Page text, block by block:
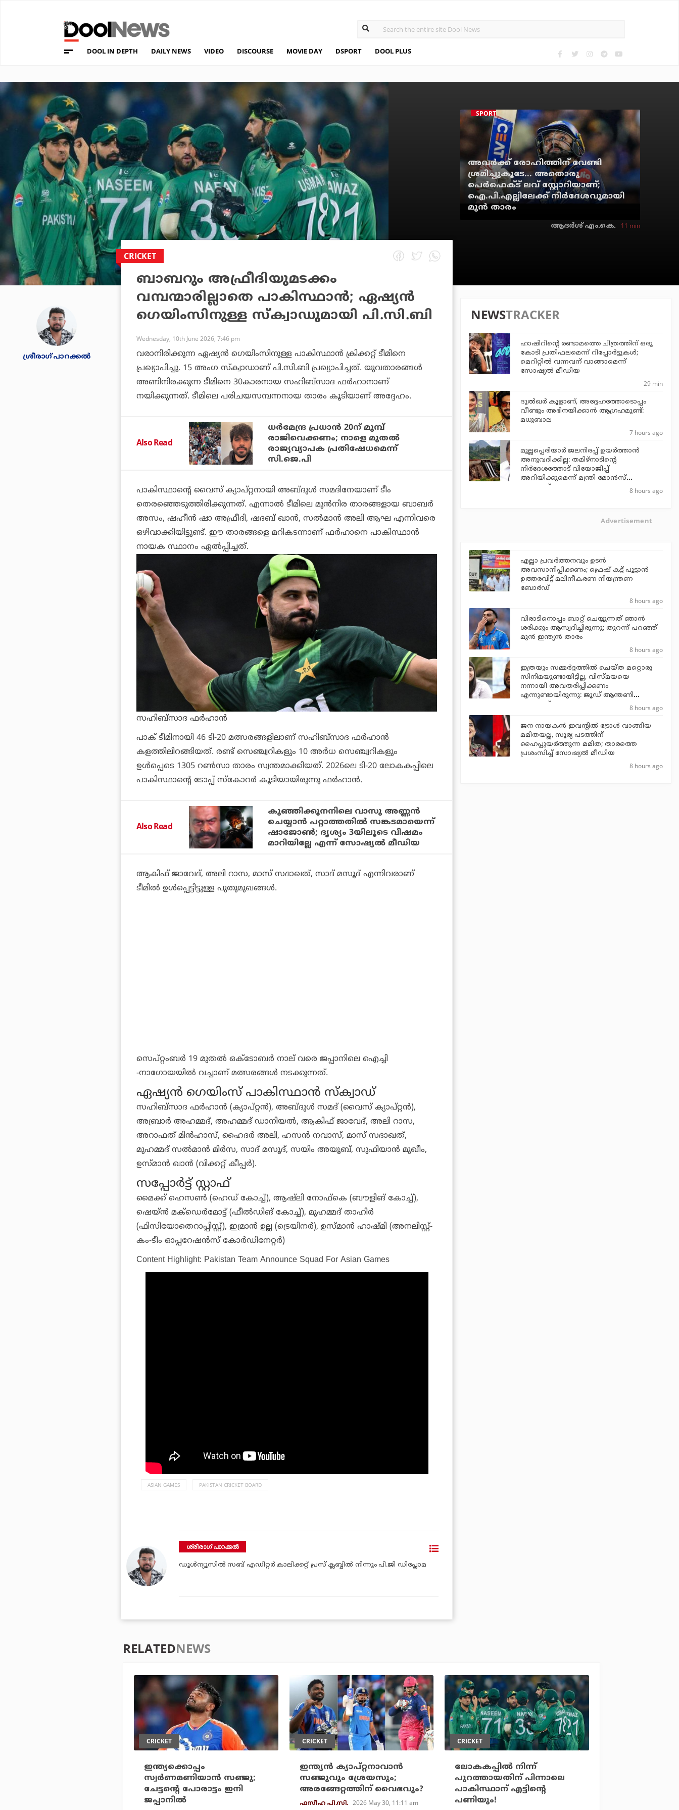
DOOL IN DEPTH DAILY NEWS VIDEO DISCOURSE MOVIE DAY DSPORT DOOL PLUS
SPORTS NEWS
അവർക്ക് രോഹിത്തിന് വേണ്ടി
ശ്രമിച്ചുകൂടേ... അതൊരു
പെർഫെക്ട് ലവ് സ്റ്റോറിയാണ്;
ഐ.പി.എല്ലിലേക്ക് നിർദേശവുമായി
മുൻ താരം
ആദർശ് എം.കെ. 11 min
ശ്രീരാഗ് പാറക്കല്‍
CRICKET
ബാബറും അഫ്രീദിയുമടക്കം
വമ്പന്മാരില്ലാതെ പാകിസ്ഥാന്‍; ഏഷ്യന്‍
ഗെയിംസിനുള്ള സ്‌ക്വാഡുമായി പി.സി.ബി
Wednesday, 10th June 2026, 7:46 pm
വരാനിരിക്കുന്ന ഏഷ്യന്‍ ഗെയിംസിനുള്ള പാകിസ്ഥാന്‍ ക്രിക്കറ്റ് ടീമിനെ
പ്രഖ്യാപിച്ചു. 15 അംഗ സ്‌ക്വാഡാണ് പി.സി.ബി പ്രഖ്യാപിച്ചത്. യുവതാരങ്ങള്‍
അണിനിരക്കുന്ന ടീമിനെ 30കാരനായ സഹിബ്‌സാദ ഫര്‍ഹാനാണ്
നയിക്കുന്നത്. ടീമിലെ പരിചയസമ്പന്നനായ താരം കൂടിയാണ് അദ്ദേഹം.
Also Read
ധര്‍മേന്ദ്ര പ്രധാന്‍ 20ന് മുമ്പ്
രാജിവെക്കണം; നാളെ മുതല്‍
രാജ്യവ്യാപക പ്രതിഷേധമെന്ന്
സി.ജെ.പി
പാകിസ്ഥാന്റെ വൈസ് ക്യാപ്റ്റനായി അബ്ദുള്‍ സമദിനേയാണ് ടീം
തെരഞ്ഞെടുത്തിരിക്കുന്നത്. എന്നാല്‍ ടീമിലെ മുന്‍നിര താരങ്ങളായ ബാബര്‍
അസം, ഷഹീന്‍ ഷാ അഫ്രീദി, ഷദബ് ഖാന്‍, സല്‍മാന്‍ അലി ആഘ എന്നിവരെ
ഒഴിവാക്കിയിട്ടുണ്ട്. ഈ താരങ്ങളെ മറികടന്നാണ് ഫര്‍ഹാനെ പാകിസ്ഥാന്‍
നായക സ്ഥാനം ഏല്‍പ്പിച്ചത്.
സഹിബ്‌സാദ ഫര്‍ഹാന്‍
പാക് ടീമിനായി 46 ടി-20 മത്സരങ്ങളിലാണ് സഹിബ്‌സാദ ഫര്‍ഹാന്‍
കളത്തിലിറങ്ങിയത്. രണ്ട് സെഞ്ച്വറികളും 10 അര്‍ധ സെഞ്ച്വറികളും
ഉള്‍പ്പെടെ 1305 റണ്‍സാ താരം സ്വന്തമാക്കിയത്. 2026ലെ ടി-20 ലോകകപ്പിലെ
പാകിസ്ഥാന്റെ ടോപ്പ് സ്‌കോറര്‍ കൂടിയായിരുന്നു ഫര്‍ഹാന്‍.
Also Read
കുഞ്ഞിക്കൂനനിലെ വാസു അണ്ണന്‍
ചെയ്യാന്‍ പറ്റാത്തതില്‍ സങ്കടമായെന്ന്
ഷാജോണ്‍; ദൃശ്യം 3യിലൂടെ വിഷമം
മാറിയില്ലേ എന്ന് സോഷ്യല്‍ മീഡിയ
ആകിഫ് ജാവേദ്, അലി റാസ, മാസ് സദാഖത്, സാദ് മസൂദ് എന്നിവരാണ്
ടീമില്‍ ഉള്‍പ്പെട്ടിട്ടുള്ള പുതുമുഖങ്ങള്‍.
സെപ്റ്റംബര്‍ 19 മുതല്‍ ഒക്ടോബര്‍ നാല് വരെ ജപ്പാനിലെ ഐച്ചി
-നാഗോയയില്‍ വച്ചാണ് മത്സരങ്ങള്‍ നടക്കുന്നത്.
ഏഷ്യന്‍ ഗെയിംസ് പാകിസ്ഥാന്‍ സ്‌ക്വാഡ്
സഹിബ്‌സാദ ഫര്‍ഹാന്‍ (ക്യാപ്റ്റന്‍), അബ്ദുള്‍ സമദ് (വൈസ് ക്യാപ്റ്റന്‍),
അബ്രാര്‍ അഹമ്മദ്, അഹമ്മദ് ഡാനിയല്‍, ആകിഫ് ജാവേദ്, അലി റാസ,
അറാഫത് മിന്‍ഹാസ്, ഹൈദര്‍ അലി, ഹസന്‍ നവാസ്, മാസ് സദാഖത്,
മുഹമ്മദ് സല്‍മാന്‍ മിര്‍സ, സാദ് മസൂദ്, സയിം അയൂബ്, സുഫിയാന്‍ മുഖീം,
ഉസ്മാന്‍ ഖാന്‍ (വിക്കറ്റ് കീപ്പര്‍).
സപ്പോര്‍ട്ട് സ്റ്റാഫ്
മൈക്ക് ഹെസണ്‍ (ഹെഡ് കോച്ച്), ആഷ്ലി നോഫ്‌കെ (ബൗളിങ് കോച്ച്),
ഷെയ്ന്‍ മക്‌ഡെര്‍മോട്ട് (ഫീല്‍ഡിങ് കോച്ച്), മുഹമ്മദ് താഹിര്‍
(ഫിസിയോതെറാപ്പിസ്റ്റ്), ഇമ്രാന്‍ ഉല്ല (ട്രെയിനര്‍), ഉസ്മാന്‍ ഹാഷ്മി (അനലിസ്റ്റ്-
കം-ടീം ഓപ്പറേഷന്‍സ് കോര്‍ഡിനേറ്റര്‍)
Content Highlight: Pakistan Team Announce Squad For Asian Games
ASIAN GAMES PAKISTAN CRICKET BOARD
ശ്രീരാഗ് പാറക്കല്‍
ഡൂള്‍ന്യൂസില്‍ സബ് എഡിറ്റര്‍ കാലിക്കറ്റ് പ്രസ് ക്ലബ്ബില്‍ നിന്നും പി.ജി ഡിപ്ലോമ
NEWSTRACKER
ഹാഷിറിന്റെ രണ്ടാമത്തെ ചിത്രത്തിന് ഒരു
കോടി പ്രതിഫലമെന്ന് റിപ്പോര്‍ട്ടുകള്‍;
മെറിറ്റില്‍ വന്നവന് വാങ്ങാമെന്ന്
സോഷ്യല്‍ മീഡിയ
29 min
ദുല്‍ഖര്‍ കൂളാണ്, അദ്ദേഹത്തോടൊപ്പം
വീണ്ടും അഭിനയിക്കാന്‍ ആഗ്രഹമുണ്ട്:
മധുബാല
7 hours ago
മുല്ലപ്പെരിയാര്‍ ജലനിരപ്പ് ഉയര്‍ത്താന്‍
അനുവദിക്കില്ല: തമിഴ്‌നാടിന്റെ
നിര്‍ദേശത്തോട് വിയോജിപ്പ്
അറിയിക്കുമെന്ന് മന്ത്രി മോന്‍സ്
ജോസഫ്
8 hours ago
Advertisement
എല്ലാ പ്രവര്‍ത്തനവും ഉടന്‍
അവസാനിപ്പിക്കണം; ഫ്രെഷ് കട്ട് പൂട്ടാന്‍
ഉത്തരവിട്ട് മലിനീകരണ നിയന്ത്രണ
ബോര്‍ഡ്
8 hours ago
വിരാടിനൊപ്പം ബാറ്റ് ചെയ്യുന്നത് ഞാന്‍
ശരിക്കും ആസ്വദിച്ചിരുന്നു; തുറന്ന് പറഞ്ഞ്
മുന്‍ ഇന്ത്യന്‍ താരം
8 hours ago
ഇത്രയും സമ്മർദ്ദത്തിൽ ചെയ്ത മറ്റൊരു
സിനിമയുണ്ടായിട്ടില്ല, വിസ്മയയെ
നന്നായി അവതരിപ്പിക്കണം
എന്നുണ്ടായിരുന്നു: ജൂഡ് ആന്തണി
ജോസഫ്
8 hours ago
ജന നായകന്‍ ഇവന്റില്‍ ട്രോള്‍ വാങ്ങിയ
മമിതയല്ല, സൂര്യ പടത്തിന്
ഹൈപ്പുയര്‍ത്തുന്ന മമിത; താരത്തെ
പ്രശംസിച്ച് സോഷ്യല്‍ മീഡിയ
8 hours ago
RELATEDNEWS
CRICKET
ഇന്ത്യക്കൊപ്പം
സ്വര്‍ണമണിയാന്‍ സഞ്ജു;
ചേട്ടന്റെ പോരാട്ടം ഇനി
ജപ്പാനില്‍
CRICKET
ഇന്ത്യന്‍ ക്യാപ്റ്റനാവാന്‍
സഞ്ജുവും ശ്രേയസും;
അരങ്ങേറ്റത്തിന് വൈഭവും?
ഫസീഹ പി.സി. 2026 May 30, 11:11 am
CRICKET
ലോകകപ്പില്‍ നിന്ന്
പുറത്തായതിന് പിന്നാലെ
പാകിസ്ഥാന് എട്ടിന്റെ
പണിയും!